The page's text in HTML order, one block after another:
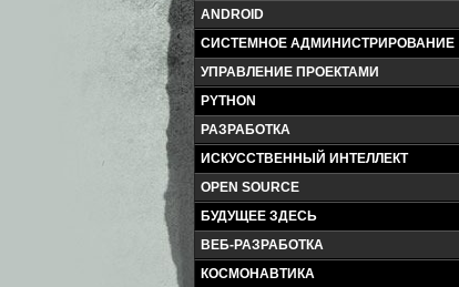
ANDROID
СИСТЕМНОЕ АДМИНИСТРИРОВАНИЕ
УПРАВЛЕНИЕ ПРОЕКТАМИ
PYTHON
РАЗРАБОТКА
ИСКУССТВЕННЫЙ ИНТЕЛЛЕКТ
OPEN SOURCE
БУДУЩЕЕ ЗДЕСЬ
ВЕБ-РАЗРАБОТКА
КОСМОНАВТИКА